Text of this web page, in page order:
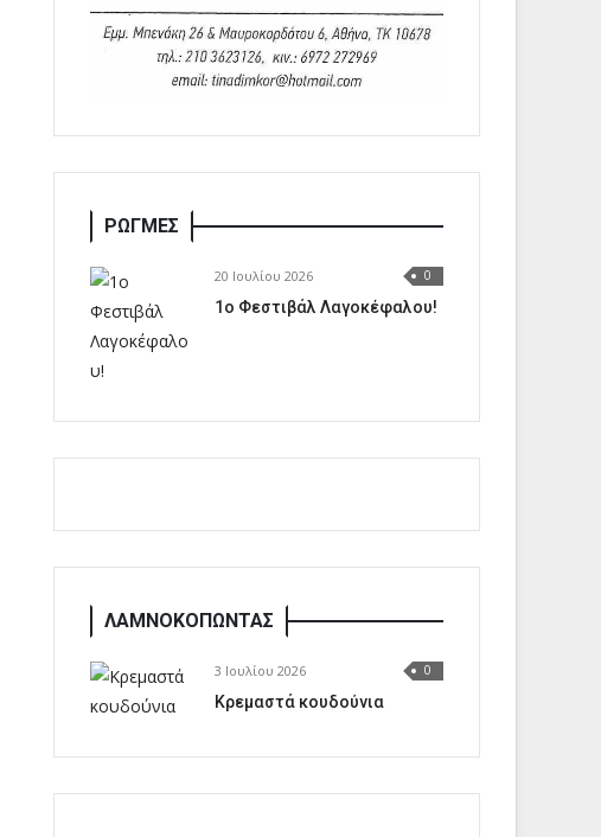
ΡΩΓΜΕΣ
20 Ιουλίου 2026 0
1o Φεστιβάλ Λαγοκέφαλου!
ΛΑΜΝΟΚΟΠΩΝΤΑΣ
3 Ιουλίου 2026 0
Κρεμαστά κουδούνια